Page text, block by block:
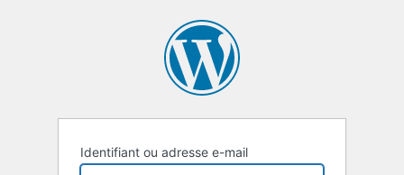
Identifiant ou adresse e-mail